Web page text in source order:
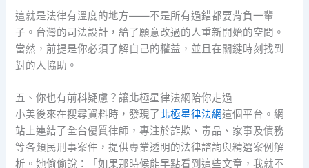
這就是法律有溫度的地方——不是所有過錯都要背負一輩
子。台灣的司法設計，給了願意改過的人重新開始的空間。
當然，前提是你必須了解自己的權益，並且在關鍵時刻找到
對的人協助。
五、你也有前科疑慮？讓北極星律法網陪你走過
小美後來在搜尋資料時，發現了北極星律法網這個平台。網
站上連結了全台優質律師，專注於詐欺、毒品、家事及債務
等各類民刑事案件，提供專業透明的法律諮詢與精選案例解
析。她偷偷說：「如果那時候能早點看到這些文章，我就不